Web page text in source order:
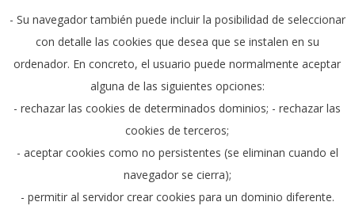
- Su navegador también puede incluir la posibilidad de seleccionar
con detalle las cookies que desea que se instalen en su
ordenador. En concreto, el usuario puede normalmente aceptar
alguna de las siguientes opciones:
- rechazar las cookies de determinados dominios; - rechazar las
cookies de terceros;
- aceptar cookies como no persistentes (se eliminan cuando el
navegador se cierra);
- permitir al servidor crear cookies para un dominio diferente.